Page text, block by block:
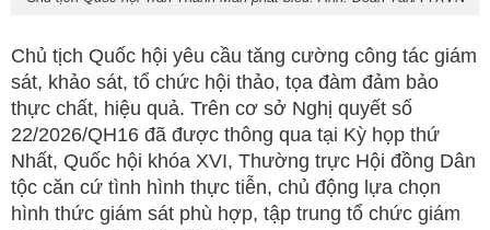
Chủ tịch Quốc hội yêu cầu tăng cường công tác giám
sát, khảo sát, tổ chức hội thảo, tọa đàm đảm bảo
thực chất, hiệu quả. Trên cơ sở Nghị quyết số
22/2026/QH16 đã được thông qua tại Kỳ họp thứ
Nhất, Quốc hội khóa XVI, Thường trực Hội đồng Dân
tộc căn cứ tình hình thực tiễn, chủ động lựa chọn
hình thức giám sát phù hợp, tập trung tổ chức giám